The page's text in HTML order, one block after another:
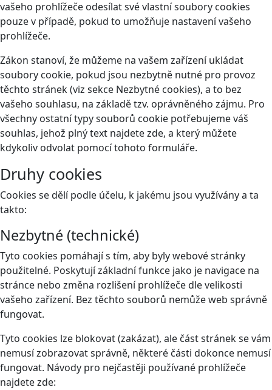
vašeho prohlížeče odesílat své vlastní soubory cookies
pouze v případě, pokud to umožňuje nastavení vašeho
prohlížeče.
Zákon stanoví, že můžeme na vašem zařízení ukládat
soubory cookie, pokud jsou nezbytně nutné pro provoz
těchto stránek (viz sekce Nezbytné cookies), a to bez
vašeho souhlasu, na základě tzv. oprávněného zájmu. Pro
všechny ostatní typy souborů cookie potřebujeme váš
souhlas, jehož plný text najdetezde, a který můžete
kdykoliv odvolat pomocí tohoto formuláře.
Druhy cookies
Cookies se dělí podle účelu, k jakému jsou využívány a ta
takto:
Nezbytné (technické)
Tyto cookies pomáhají s tím, aby byly webové stránky
použitelné. Poskytují základní funkce jako je navigace na
stránce nebo změna rozlišení prohlížeče dle velikosti
vašeho zařízení. Bez těchto souborů nemůže web správně
fungovat.
Tyto cookies lze blokovat (zakázat), ale část stránek se vám
nemusí zobrazovat správně, některé části dokonce nemusí
fungovat. Návody pro nejčastěji používané prohlížeče
najdete zde: